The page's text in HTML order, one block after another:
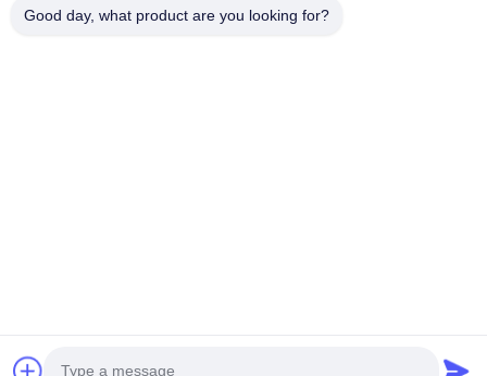
Selecteer bestanden
Good day, what product are you looking for?